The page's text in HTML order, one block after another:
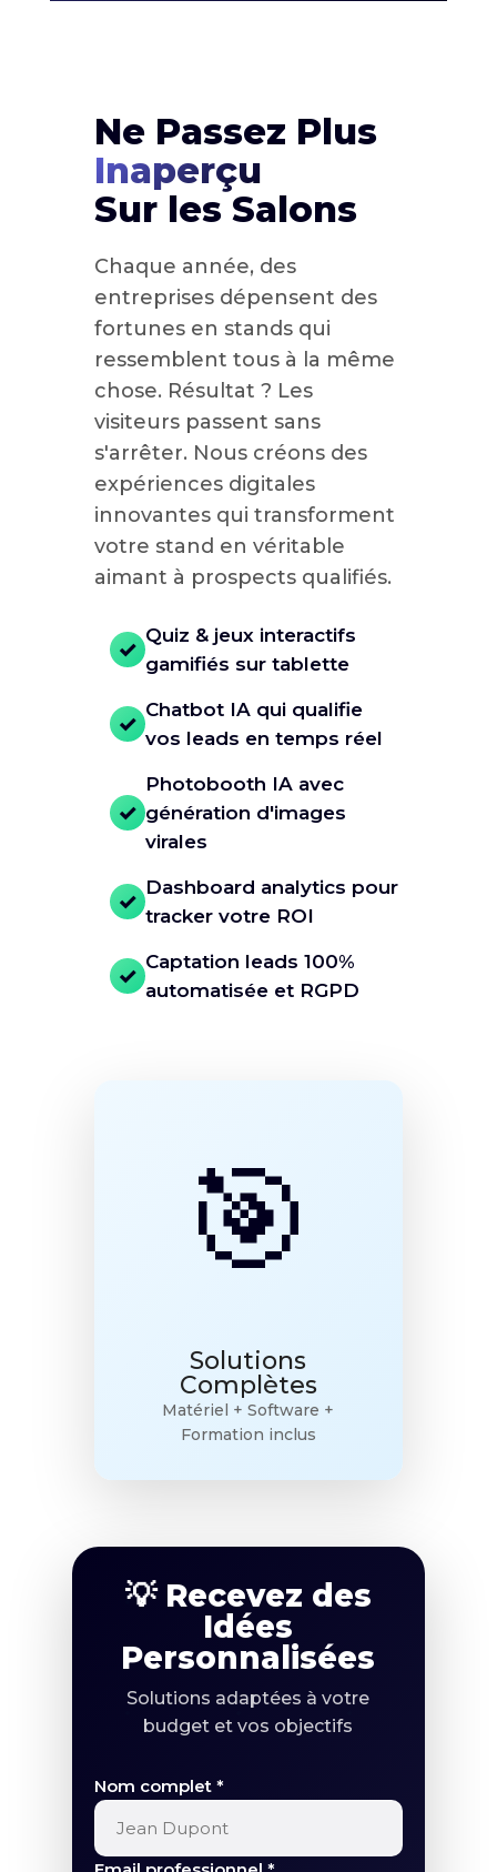
Ne Passez Plus
Inaperçu
Sur les Salons
Chaque année, des
entreprises dépensent des
fortunes en stands qui
ressemblent tous à la même
chose. Résultat ? Les
visiteurs passent sans
s'arrêter. Nous créons des
expériences digitales
innovantes qui transforment
votre stand en véritable
aimant à prospects qualifiés.
Quiz & jeux interactifs
gamifiés sur tablette
Chatbot IA qui qualifie
vos leads en temps réel
Photobooth IA avec
génération d'images
virales
Dashboard analytics pour
tracker votre ROI
Captation leads 100%
automatisée et RGPD
🎯
Solutions
Complètes
Matériel + Software +
Formation inclus
💡 Recevez des
Idées
Personnalisées
Solutions adaptées à votre
budget et vos objectifs
Nom complet *